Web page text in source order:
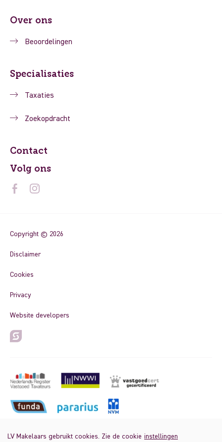
LV Makelaars gebruikt cookies. Zie de cookie instellingen
Over ons
Beoordelingen
Specialisaties
Taxaties
Zoekopdracht
Contact
Volg ons
Copyright © 2026
Disclaimer
Cookies
Privacy
Website developers